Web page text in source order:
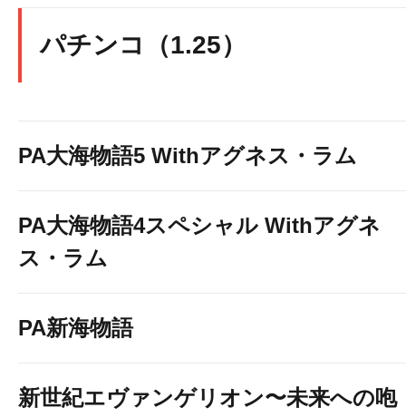
パチンコ（1.25）
PA大海物語5 Withアグネス・ラム
PA大海物語4スペシャル Withアグネ
ス・ラム
PA新海物語
新世紀エヴァンゲリオン〜未来への咆